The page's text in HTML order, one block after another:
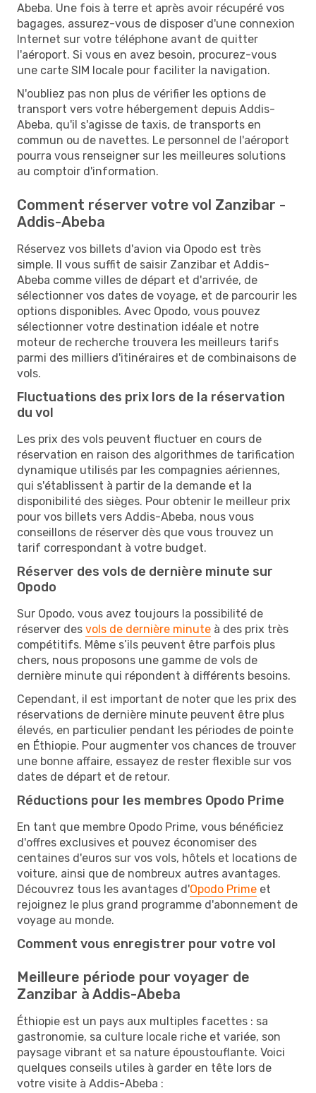
Abeba. Une fois à terre et après avoir récupéré vos
bagages, assurez-vous de disposer d'une connexion
Internet sur votre téléphone avant de quitter
l'aéroport. Si vous en avez besoin, procurez-vous
une carte SIM locale pour faciliter la navigation.
N'oubliez pas non plus de vérifier les options de
transport vers votre hébergement depuis Addis-
Abeba, qu'il s'agisse de taxis, de transports en
commun ou de navettes. Le personnel de l'aéroport
pourra vous renseigner sur les meilleures solutions
au comptoir d'information.
Comment réserver votre vol Zanzibar -
Addis-Abeba
Réservez vos billets d'avion via Opodo est très
simple. Il vous suffit de saisir Zanzibar et Addis-
Abeba comme villes de départ et d'arrivée, de
sélectionner vos dates de voyage, et de parcourir les
options disponibles. Avec Opodo, vous pouvez
sélectionner votre destination idéale et notre
moteur de recherche trouvera les meilleurs tarifs
parmi des milliers d'itinéraires et de combinaisons de
vols.
Fluctuations des prix lors de la réservation
du vol
Les prix des vols peuvent fluctuer en cours de
réservation en raison des algorithmes de tarification
dynamique utilisés par les compagnies aériennes,
qui s'établissent à partir de la demande et la
disponibilité des sièges. Pour obtenir le meilleur prix
pour vos billets vers Addis-Abeba, nous vous
conseillons de réserver dès que vous trouvez un
tarif correspondant à votre budget.
Réserver des vols de dernière minute sur
Opodo
Sur Opodo, vous avez toujours la possibilité de
réserver des vols de dernière minute à des prix très
compétitifs. Même s’ils peuvent être parfois plus
chers, nous proposons une gamme de vols de
dernière minute qui répondent à différents besoins.
Cependant, il est important de noter que les prix des
réservations de dernière minute peuvent être plus
élevés, en particulier pendant les périodes de pointe
en Éthiopie. Pour augmenter vos chances de trouver
une bonne affaire, essayez de rester flexible sur vos
dates de départ et de retour.
Réductions pour les membres Opodo Prime
En tant que membre Opodo Prime, vous bénéficiez
d'offres exclusives et pouvez économiser des
centaines d'euros sur vos vols, hôtels et locations de
voiture, ainsi que de nombreux autres avantages.
Découvrez tous les avantages d'Opodo Prime et
rejoignez le plus grand programme d'abonnement de
voyage au monde.
Comment vous enregistrer pour votre vol
Meilleure période pour voyager de
Zanzibar à Addis-Abeba
Éthiopie est un pays aux multiples facettes : sa
gastronomie, sa culture locale riche et variée, son
paysage vibrant et sa nature époustouflante. Voici
quelques conseils utiles à garder en tête lors de
votre visite à Addis-Abeba :